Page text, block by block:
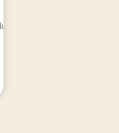
a confirmé son rôle de
d’avril au Royaume-